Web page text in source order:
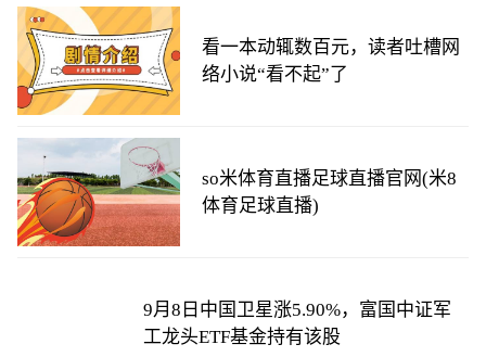
看一本动辄数百元，读者吐槽网
络小说“看不起”了
so米体育直播足球直播官网(米8
体育足球直播)
9月8日中国卫星涨5.90%，富国中证军
工龙头ETF基金持有该股